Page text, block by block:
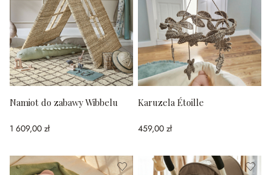
Namiot do zabawy Wibbelu
1 609,00 zł
Karuzela Étoille
459,00 zł